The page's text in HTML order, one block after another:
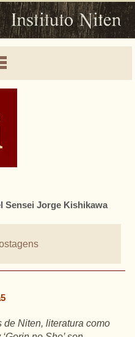
Sensei Jorge Kishikawa
Niten, literatura como